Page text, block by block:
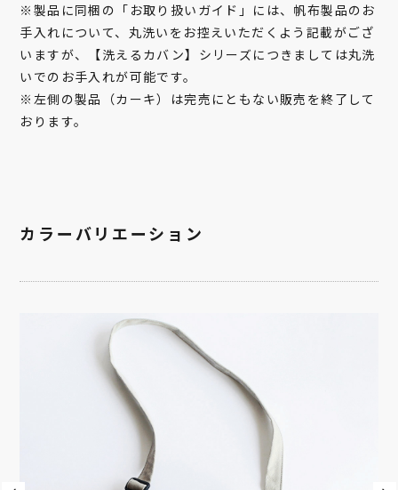
※製品に同梱の「お取り扱いガイド」には、帆布製品のお
手入れについて、丸洗いをお控えいただくよう記載がござ
いますが、【洗えるカバン】シリーズにつきましては丸洗
いでのお手入れが可能です。
※左側の製品（カーキ）は完売にともない販売を終了して
おります。
カラーバリエーション